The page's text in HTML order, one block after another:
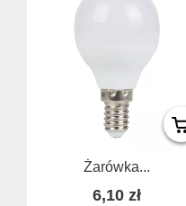
Żarówka...
6,10 zł